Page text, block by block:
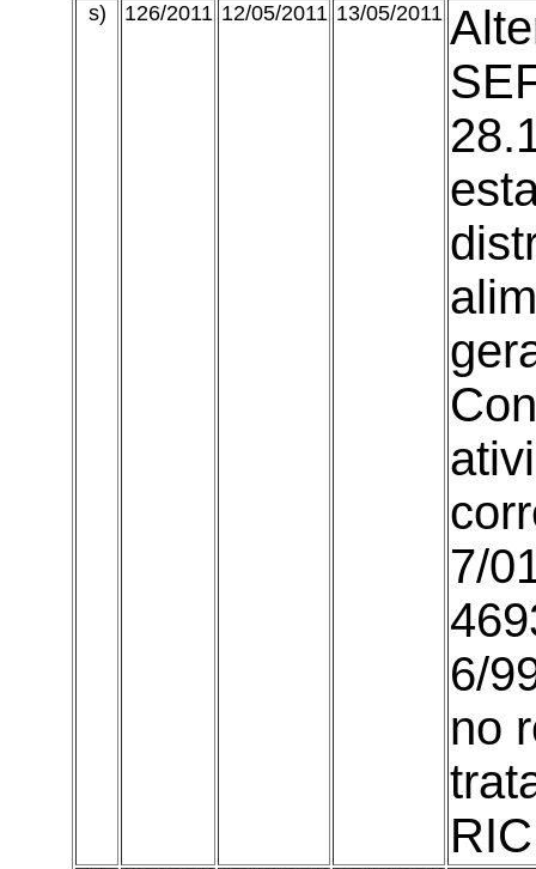
s) 126/2011 12/05/2011 13/05/2011
7/
6/
no